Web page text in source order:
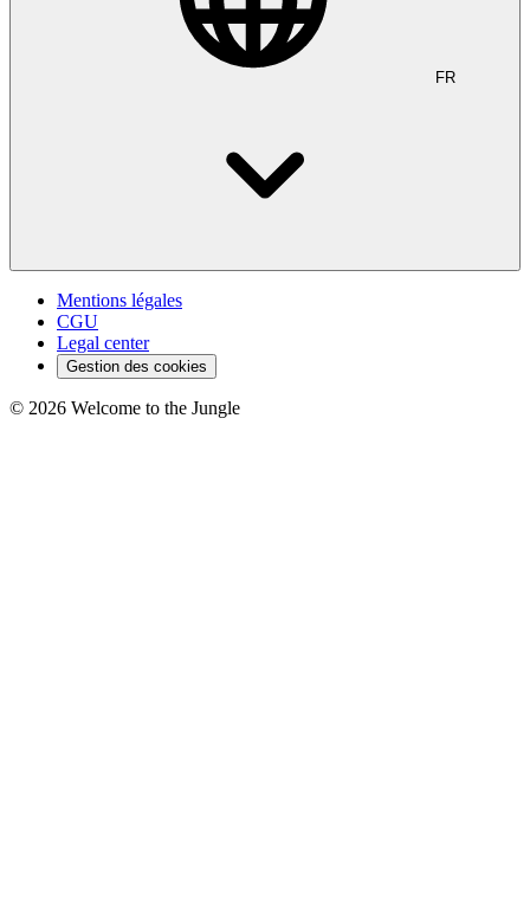
FR
Mentions légales
CGU
Legal center
Gestion des cookies
© 2026 Welcome to the Jungle